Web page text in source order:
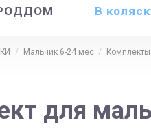
В
Мальчик 6-24 мес
для